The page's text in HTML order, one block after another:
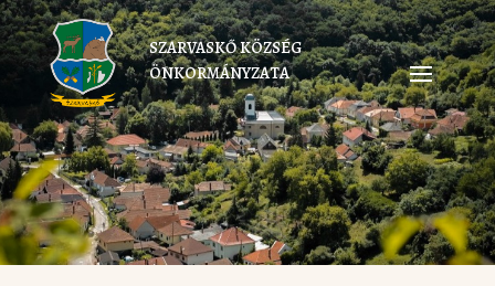
SZARVASKŐ KÖZSÉG
ÖNKORMÁNYZATA